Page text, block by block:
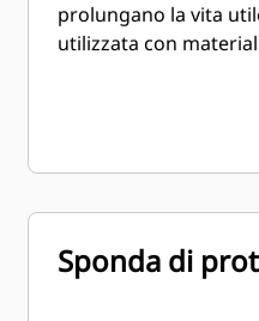
prolungano la vita
utilizzata con
Sponda di